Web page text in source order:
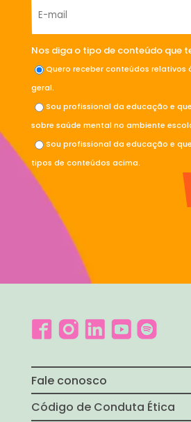
Nos diga o tipo de conteúdo que
Quero receber conteúdos relativos
geral.
Sou profissional da educação e
sobre saúde mental no ambiente
Sou profissional da educação e
tipos de conteúdos acima.
Fale conosco
Código de Conduta Ética